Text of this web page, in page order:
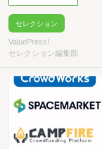
セレクション
ValuePress!
セレクション編集部